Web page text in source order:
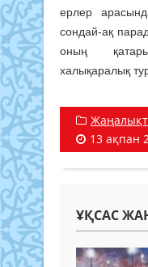
ерлер
сондай-ақ
оның
халықаралық
13 ақпан
ҰҚСАС